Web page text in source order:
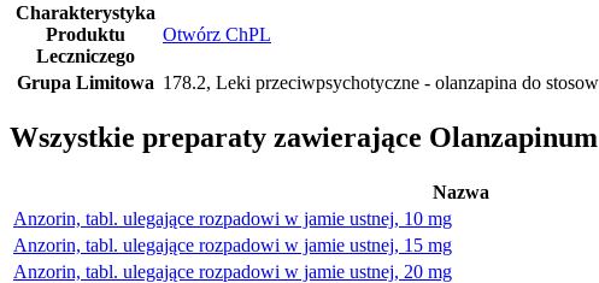
Charakterystyka
Produktu
Leczniczego
Otwórz ChPL
Grupa Limitowa 178.2, Leki przeciwpsychotyczne - olanzapina do
Wszystkie preparaty zawierające Olanzapinum
Nazwa
Anzorin, tabl. ulegające rozpadowi w jamie ustnej, 10 mg
Anzorin, tabl. ulegające rozpadowi w jamie ustnej, 15 mg
Anzorin, tabl. ulegające rozpadowi w jamie ustnej, 20 mg